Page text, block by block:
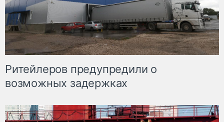
Ритейлеров предупредили о
возможных задержках